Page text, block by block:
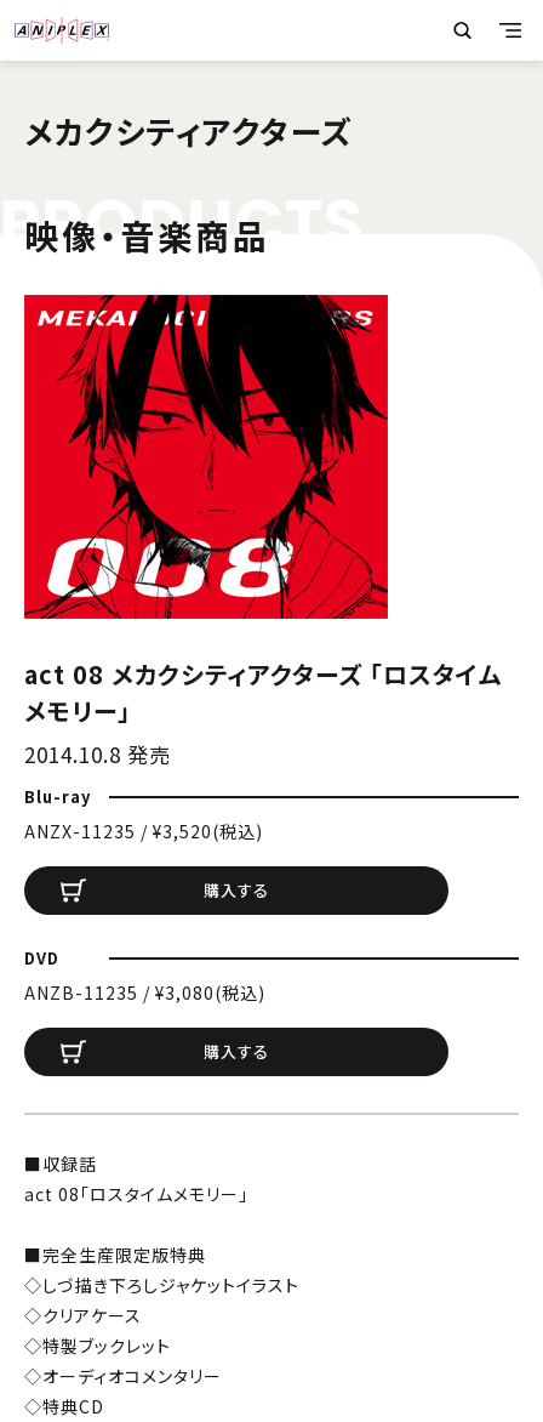
メカクシティアクターズ
PRODUC
映像・音楽商品
act 08 メカクシティアクターズ 「ロスタイム
メモリー」
2014.10.8 発売
Blu-ray
ANZX-11235 / ¥3,520(税込)
購入する
DVD
ANZB-11235 / ¥3,080(税込)
購入する
■収録話
act 08「ロスタイムメモリー」
■完全生産限定版特典
◇しづ描き下ろしジャケットイラスト
◇クリアケース
◇特製ブックレット
◇オーディオコメンタリー
◇特典CD